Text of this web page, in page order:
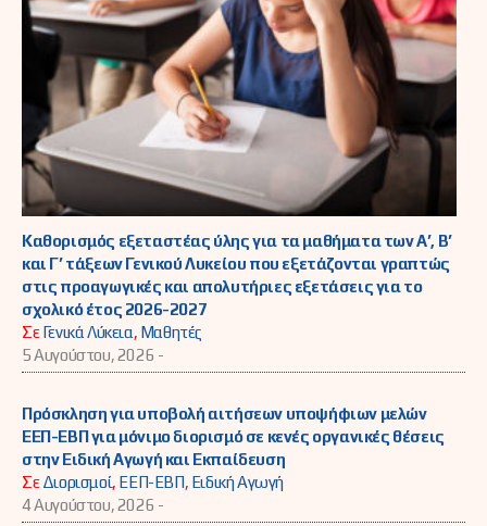
Καθορισμός εξεταστέας ύλης για τα μαθήματα των Α’, Β’
και Γ’ τάξεων Γενικού Λυκείου που εξετάζονται γραπτώς
στις προαγωγικές και απολυτήριες εξετάσεις για το
σχολικό έτος 2026-2027
ΣεΓενικά Λύκεια, Μαθητές
5 Αυγούστου, 2026 -
Πρόσκληση για υποβολή αιτήσεων υποψήφιων μελών
ΕΕΠ-ΕΒΠ για μόνιμο διορισμό σε κενές οργανικές θέσεις
στην Ειδική Αγωγή και Εκπαίδευση
ΣεΔιορισμοί, ΕΕΠ-ΕΒΠ, Ειδική Αγωγή
4 Αυγούστου, 2026 -